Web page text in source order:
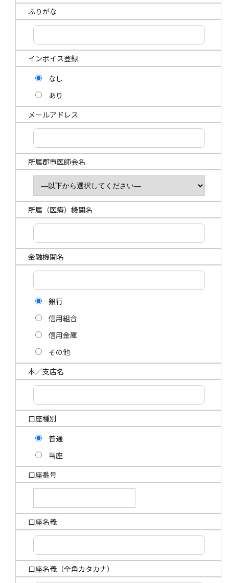
ふりがな
インボイス登録
なし
あり
メールアドレス
所属郡市医師会名
所属（医療）機関名
金融機関名
銀行
信用組合
信用金庫
その他
本／支店名
口座種別
普通
当座
口座番号
口座名義
口座名義（全角カタカナ）